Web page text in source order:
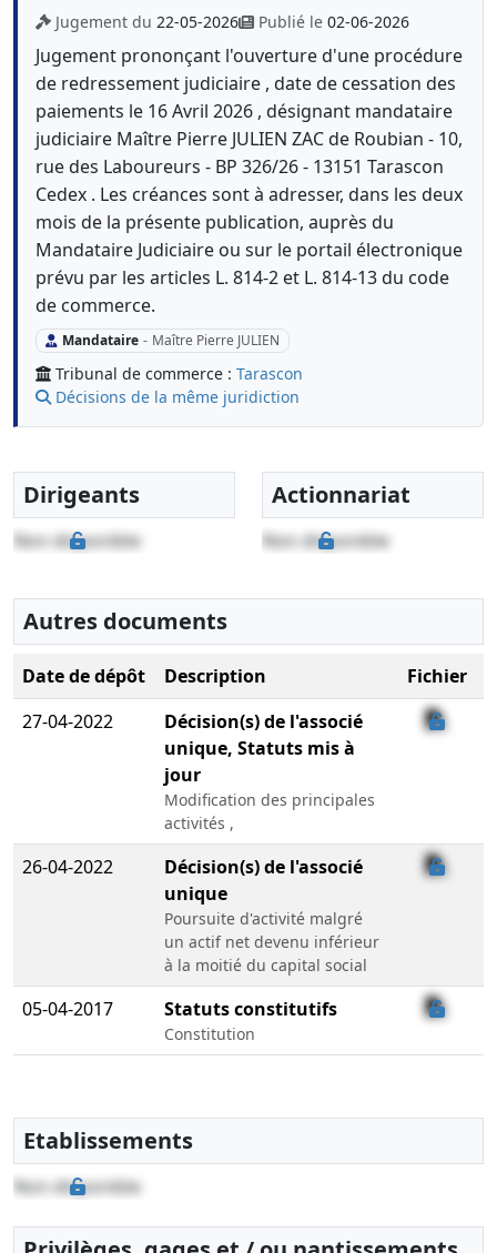
Jugement du 22-05-2026 Publié le 02-06-2026
Jugement prononçant l'ouverture d'une procédure
de redressement judiciaire , date de cessation des
paiements le 16 Avril 2026 , désignant mandataire
judiciaire Maître Pierre JULIEN ZAC de Roubian - 10,
rue des Laboureurs - BP 326/26 - 13151 Tarascon
Cedex . Les créances sont à adresser, dans les deux
mois de la présente publication, auprès du
Mandataire Judiciaire ou sur le portail électronique
prévu par les articles L. 814-2 et L. 814-13 du code
de commerce.
Mandataire - Maître Pierre JULIEN
Tribunal de commerce : Tarascon
Décisions de la même juridiction
Dirigeants
Non disponible
Actionnariat
Non disponible
Autres documents
Date de dépôt Description
Fichier
27-04-2022
Décision(s) de l'associé
unique, Statuts mis à
jour
Modification des principales
activités ,
26-04-2022
Décision(s) de l'associé
unique
Poursuite d'activité malgré
un actif net devenu inférieur
à la moitié du capital social
05-04-2017 Statuts constitutifs
Constitution
Etablissements
Non disponible